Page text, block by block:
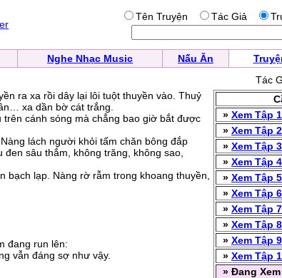
Tên Truyện Tác Giả
Nghe Nhạc Music Nấu Ăn
Tác
ra xa rồi dây lại lôi tuột thuyền vào. Thuỷ
xa dần bờ cát trắng.
cánh sóng mà chẳng bao giờ bắt được
lách người khỏi tấm chăn bông đắp
sâu thắm, không trăng, không sao,
lạp. Nàng rờ rẫm trong khoang thuyền,
đang run lên:
vẫn đáng sợ như vậy.
» Xem Tập 1
» Xem Tập 2
» Xem Tập 3
» Xem Tập 4
» Xem Tập 5
» Xem Tập 6
» Xem Tập 7
» Xem Tập 8
» Xem Tập 9
» Xem Tập
» Đang